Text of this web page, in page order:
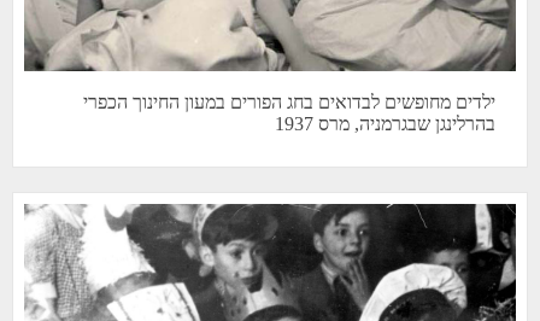
ילדים מחופשים לבדואים בחג הפורים במעון החינוך הכפרי
בהרלינגן שבגרמניה, מרס 1937